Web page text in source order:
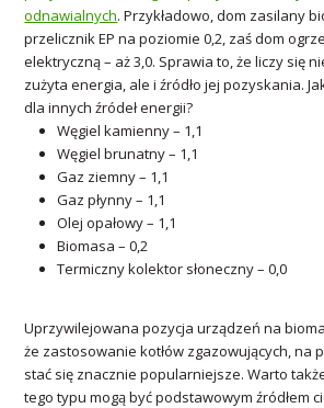
odnawialnych. Przykładowo, dom zasilany
przelicznik EP na poziomie 0,2, zaś dom
elektryczną – aż 3,0. Sprawia to, że liczy się
zużyta energia, ale i źródło jej pozyskania.
dla innych źródeł energii?
Węgiel kamienny – 1,1
Węgiel brunatny – 1,1
Gaz ziemny – 1,1
Gaz płynny – 1,1
Olej opałowy – 1,1
Biomasa – 0,2
Termiczny kolektor słoneczny – 0,0
Uprzywilejowana pozycja urządzeń na
że zastosowanie kotłów zgazowujących, na
stać się znacznie popularniejsze. Warto
tego typu mogą być podstawowym źródłem